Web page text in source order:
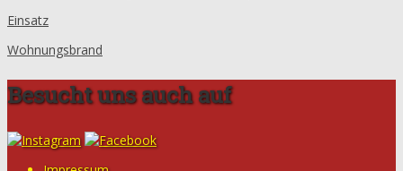
Einsatz
Wohnungsbrand
Besucht uns auch auf